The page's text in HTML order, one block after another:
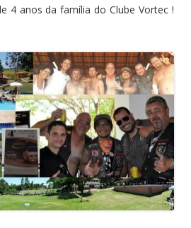
4 anos da família do Clube Vortec !